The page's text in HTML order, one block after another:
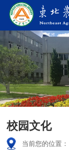
校园文化
当前您的位置：